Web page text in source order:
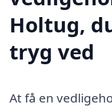
Holtug,
tryg ved
At få en